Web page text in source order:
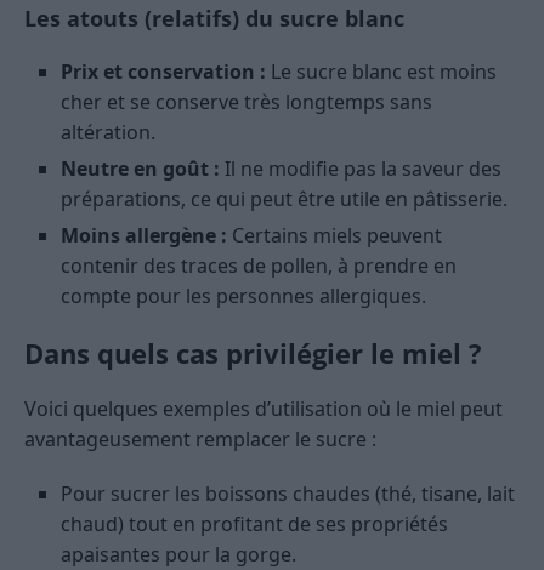
Les atouts (relatifs) du sucre blanc
Prix et conservation : Le sucre blanc est moins
cher et se conserve très longtemps sans
altération.
Neutre en goût : Il ne modifie pas la saveur des
préparations, ce qui peut être utile en pâtisserie.
Moins allergène : Certains miels peuvent
contenir des traces de pollen, à prendre en
compte pour les personnes allergiques.
Dans quels cas privilégier le miel ?
Voici quelques exemples d’utilisation où le miel peut
avantageusement remplacer le sucre :
Pour sucrer les boissons chaudes (thé, tisane, lait
chaud) tout en profitant de ses propriétés
apaisantes pour la gorge.